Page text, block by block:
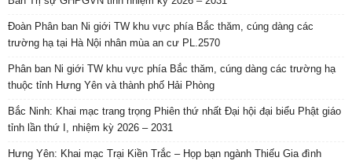
Đoàn Phân ban Ni giới TW khu vực phía Bắc thăm, cúng dàng các
trường hạ tại Hà Nội nhân mùa an cư PL.2570
Phân ban Ni giới TW khu vực phía Bắc thăm, cúng dàng các trường hạ
thuộc tỉnh Hưng Yên và thành phố Hải Phòng
Bắc Ninh: Khai mạc trang trọng Phiên thứ nhất Đại hội đại biểu Phật giáo
tỉnh lần thứ I, nhiệm kỳ 2026 – 2031
Hưng Yên: Khai mạc Trại Kiền Trắc – Họp bạn ngành Thiếu Gia đình